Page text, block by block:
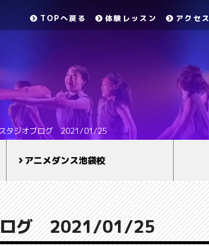
TOPへ戻る 体験レッスン アクセス
タジオブログ 2021/01/25
アニメダンス池袋校
ログ 2021/01/25